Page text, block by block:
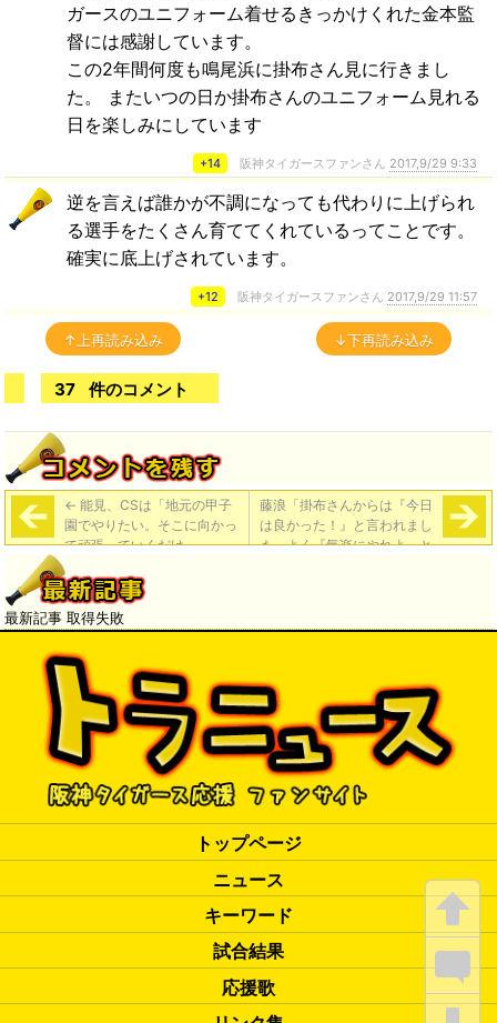
ガースのユニフォーム着せるきっかけくれた金本監
督には感謝しています。
この2年間何度も鳴尾浜に掛布さん見に行きまし
た。 またいつの日か掛布さんのユニフォーム見れる
日を楽しみにしています
+14 阪神タイガースファンさん 2017,9/29 9:33
逆を言えば誰かが不調になっても代わりに上げられ
る選手をたくさん育ててくれているってことです。
確実に底上げされています。
+12 阪神タイガースファンさん 2017,9/29 11:57
↑上再読み込み ↓下再読み込み
37 件のコメント
← 能見、CSは「地元の甲子
園でやりたい。そこに向かっ
て頑張っていくだけ」
藤浪「掛布さんからは『今日
は良かった！』と言われまし
た…よく『気楽にやれよ』と
最新記事 取得失敗
トップページ
ニュース
キーワード
試合結果
応援歌